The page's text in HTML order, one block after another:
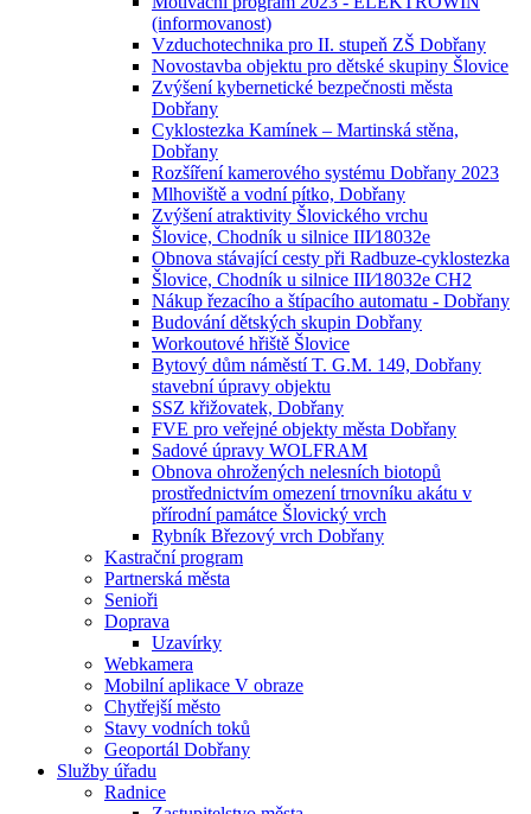
(informovanost)
Vzduchotechnika pro II. stupeň ZŠ Dobřany
Novostavba objektu pro dětské skupiny Šlovice
Zvýšení kybernetické bezpečnosti města
Dobřany
Cyklostezka Kamínek – Martinská stěna,
Dobřany
Rozšíření kamerového systému Dobřany 2023
Mlhoviště a vodní pítko, Dobřany
Zvýšení atraktivity Šlovického vrchu
Šlovice, Chodník u silnice III⁄18032e
Obnova stávající cesty při Radbuze-cyklostezka
Šlovice, Chodník u silnice III⁄18032e CH2
Nákup řezacího a štípacího automatu - Dobřany
Budování dětských skupin Dobřany
Workoutové hřiště Šlovice
Bytový dům náměstí T. G.M. 149, Dobřany
stavební úpravy objektu
SSZ křižovatek, Dobřany
FVE pro veřejné objekty města Dobřany
Sadové úpravy WOLFRAM
Obnova ohrožených nelesních biotopů
prostřednictvím omezení trnovníku akátu v
přírodní památce Šlovický vrch
Rybník Březový vrch Dobřany
Kastrační program
Partnerská města
Senioři
Doprava
Uzavírky
Webkamera
Mobilní aplikace V obraze
Chytřejší město
Stavy vodních toků
Geoportál Dobřany
Služby úřadu
Radnice